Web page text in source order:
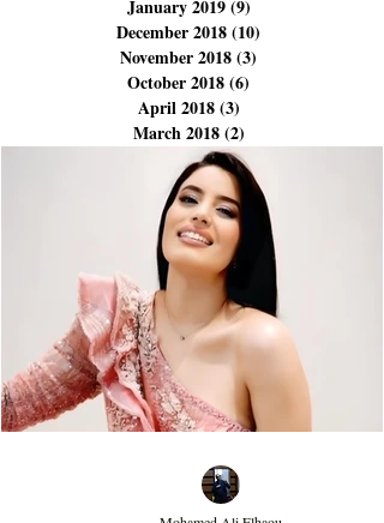
March 2019(1)1 post
February 2019 (1)1 post
January 2019 (9)9 posts
December 2018(10)
November 2018(3)
October 2018(6)6 posts
April 2018(3)3 posts
March 2018(2) 2 posts